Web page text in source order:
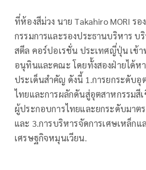
ที่ห้องสีม่วง นาย Takahiro MORI รอ
กรรมการและรองประธานบริหาร
สตีล คอร์ปอเรชั่น ประเทศญี่ปุ่น เข้
อนุทินและคณะ โดยทั้งสองฝ่ายได้ห
ประเด็นสำคัญ ดังนี้ 1.การยกระดับอุ
ไทยและการผลักดันสู่อุตสาหกรรมสีเ
ผู้ประกอบการไทยและยกระดับมาตร
และ 3.การบริหารจัดการเศษเหล็กแ
เศรษฐกิจหมุนเวียน.